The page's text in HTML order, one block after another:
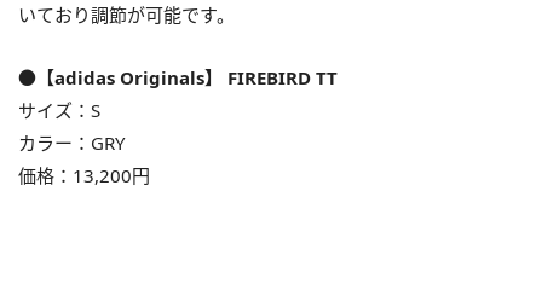
いており調節が可能です。
●【adidas Originals】 FIREBIRD TT
サイズ：S
カラー：GRY
価格：13,200円